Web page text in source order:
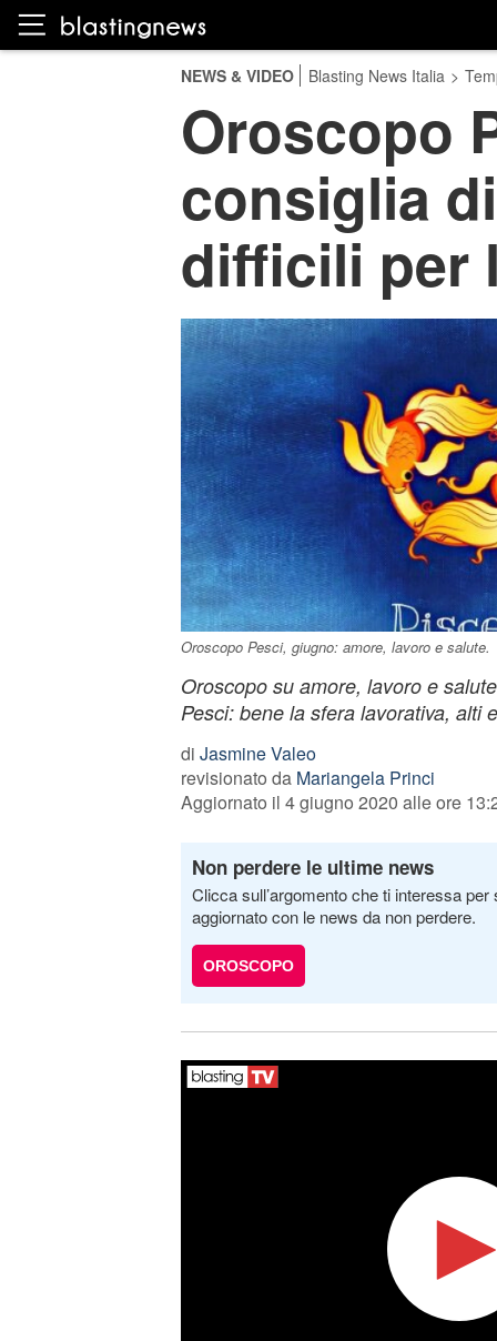
NEWS & VIDEO Blasting News Italia >
Oroscopo
consiglia
difficili per
Oroscopo Pesci, giugno: amore, lavoro e salute.
Oroscopo su amore, lavoro e
Pesci: bene la sfera lavorativa, alti
di Jasmine Valeo
revisionato da Mariangela Princi
Aggiornato il 4 giugno 2020 alle ore
Non perdere le ultime news
Clicca sull’argomento che ti interessa
aggiornato con le news da non perdere.
OROSCOPO